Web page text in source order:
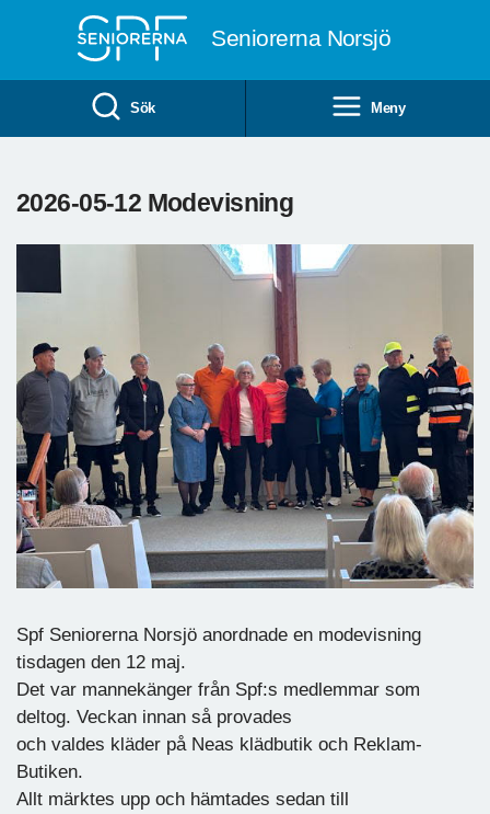
Seniorerna Norsjö
Sök Meny
2026-05-12 Modevisning
Spf Seniorerna Norsjö anordnade en modevisning
tisdagen den 12 maj.
Det var mannekänger från Spf:s medlemmar som
deltog. Veckan innan så provades
och valdes kläder på Neas klädbutik och Reklam-
Butiken.
Allt märktes upp och hämtades sedan till